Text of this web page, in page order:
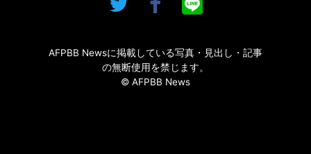
AFPBB Newsに掲載している写真・見出し・記事
の無断使用を禁じます。
© AFPBB News